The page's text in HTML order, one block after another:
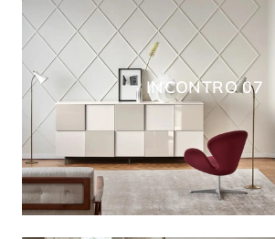
INCONTRO 07